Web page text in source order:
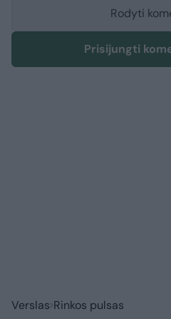
Rodyti
Prisijungti
Verslas Rinkos pulsas